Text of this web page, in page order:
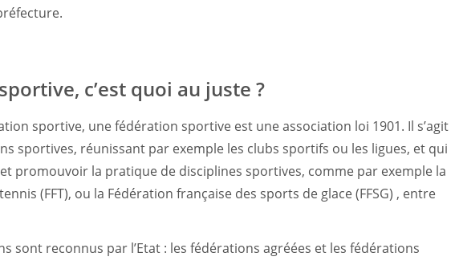
c’est quoi au juste ?
sportive, une fédération sportive est une association loi 1901. Il s’agit
sportives, réunissant par exemple les clubs sportifs ou les ligues, et qui
promouvoir la pratique de disciplines sportives, comme par exemple la
(FFT), ou la Fédération française des sports de glace (FFSG) , entre
sont reconnus par l’Etat : les fédérations agréées et les fédérations